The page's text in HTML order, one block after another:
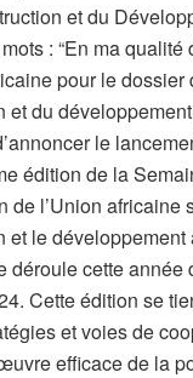
et du
: “En ma qualité
pour le dossier
et du
le
édition de la
de l’Union africaine
et le développement
déroule cette année
Cette édition se
et voies de
efficace de la